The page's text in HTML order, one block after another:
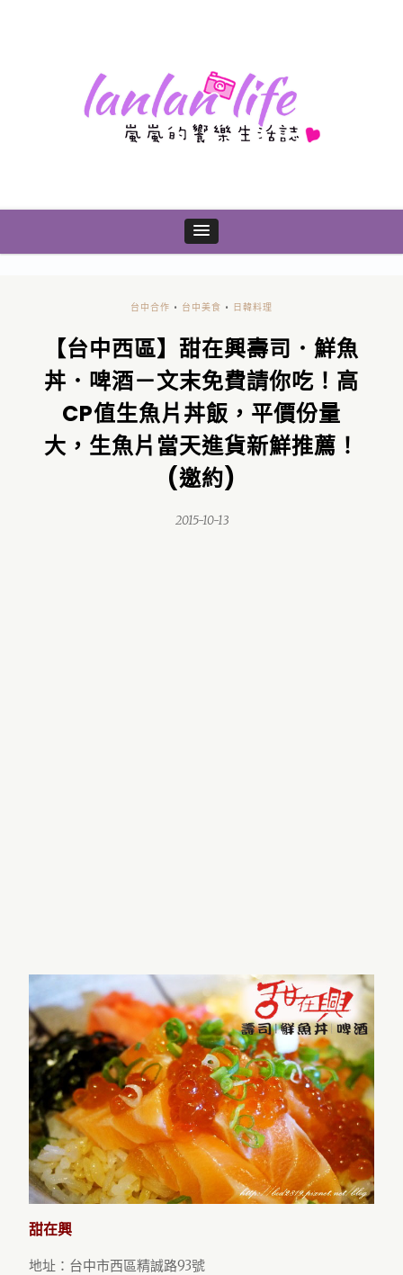
台中合作 • 台中美食 • 日韓料理
【台中西區】甜在興壽司．鮮魚
丼．啤酒－文末免費請你吃！高
CP值生魚片丼飯，平價份量
大，生魚片當天進貨新鮮推薦！
(邀約)
2015-10-13
甜在興
地址：台中市西區精誠路93號